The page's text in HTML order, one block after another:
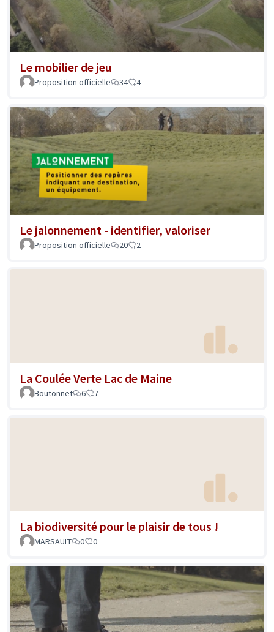
Le mobilier de jeu
Proposition officielle 34 4
Le jalonnement - identifier, valoriser
Proposition officielle 20 2
La Coulée Verte Lac de Maine
Boutonnet 6 7
La biodiversité pour le plaisir de tous !
MARSAULT 0 0